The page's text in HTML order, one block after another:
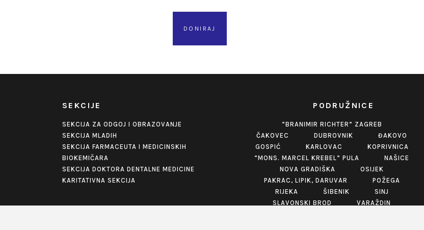
DONIRAJ
SEKCIJE
SEKCIJA ZA ODGOJ I OBRAZOVANJE
SEKCIJA MLADIH
SEKCIJA FARMACEUTA I MEDICINSKIH
BIOKEMIČARA
SEKCIJA DOKTORA DENTALNE MEDICINE
KARITATIVNA SEKCIJA
PODRUŽNICE
“BRANIMIR RICHTER” ZAGREB
ČAKOVEC
DUBROVNIK
ĐAKOVO
GOSPIĆ
KARLOVAC
KOPRIVNICA
“MONS. MARCEL KREBEL” PULA
NAŠICE
NOVA GRADIŠKA
OSIJEK
PAKRAC, LIPIK, DARUVAR
POŽEGA
RIJEKA
ŠIBENIK
SINJ
SLAVONSKI BROD
VARAŽDIN